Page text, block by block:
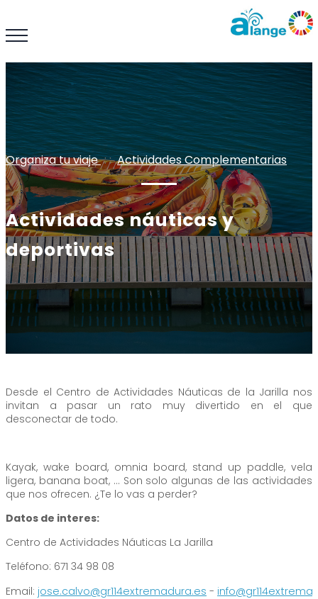
Organiza tu viaje: : Actividades Complementarias
Actividades náuticas y
deportivas
Desde el Centro de Actividades Náuticas de la Jarilla nos
invitan a pasar un rato muy divertido en el que
desconectar de todo.
Kayak, wake board, omnia board, stand up paddle, vela
ligera, banana boat, ... Son solo algunas de las actividades
que nos ofrecen. ¿Te lo vas a perder?
Datos de interes:
Centro de Actividades Náuticas La Jarilla
Teléfono: 671 34 98 08
Email: jose.calvo@gr114extremadura.es -